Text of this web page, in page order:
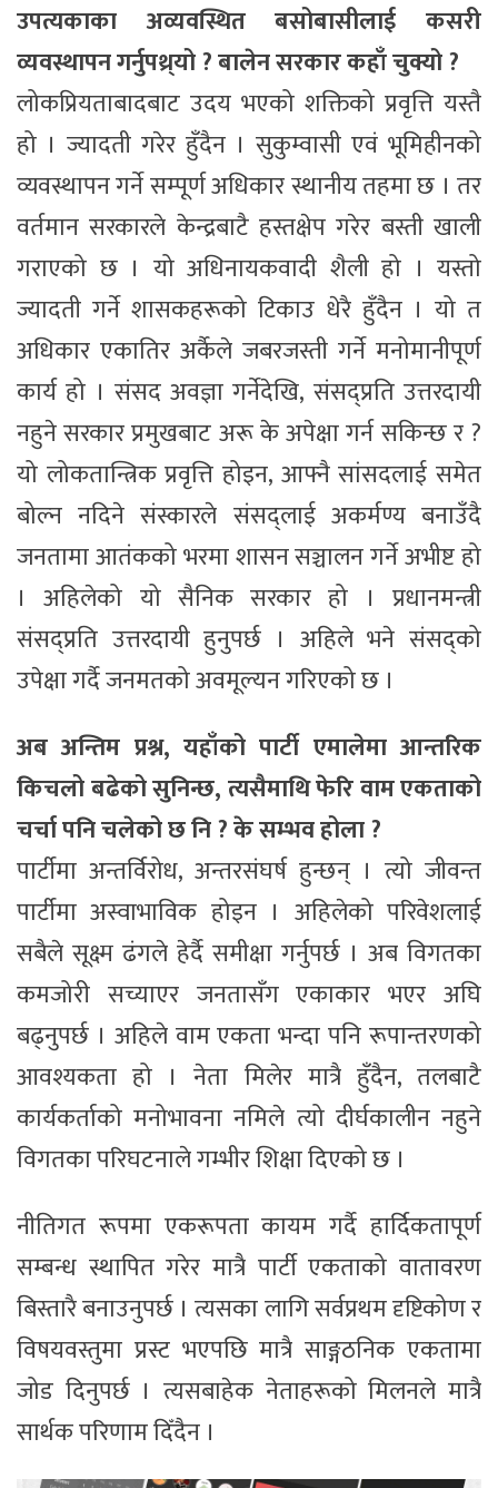
उपत्यकाका अव्यवस्थित बसोबासीलाई कसरी
व्यवस्थापन गर्नुपथ्र्यो ? बालेन सरकार कहाँ चुक्यो ?
लोकप्रियताबादबाट उदय भएको शक्तिको प्रवृत्ति यस्तै
हो । ज्यादती गरेर हुँदैन । सुकुम्वासी एवं भूमिहीनको
व्यवस्थापन गर्ने सम्पूर्ण अधिकार स्थानीय तहमा छ । तर
वर्तमान सरकारले केन्द्रबाटै हस्तक्षेप गरेर बस्ती खाली
गराएको छ । यो अधिनायकवादी शैली हो । यस्तो
ज्यादती गर्ने शासकहरूको टिकाउ धेरै हुँदैन । यो त
अधिकार एकातिर अर्कैले जबरजस्ती गर्ने मनोमानीपूर्ण
कार्य हो । संसद अवज्ञा गर्नेदेखि, संसद्प्रति उत्तरदायी
नहुने सरकार प्रमुखबाट अरू के अपेक्षा गर्न सकिन्छ र ?
यो लोकतान्त्रिक प्रवृत्ति होइन, आफ्नै सांसदलाई समेत
बोल्न नदिने संस्कारले संसद्लाई अकर्मण्य बनाउँदै
जनतामा आतंकको भरमा शासन सञ्चालन गर्ने अभीष्ट हो
। अहिलेको यो सैनिक सरकार हो । प्रधानमन्त्री
संसद्प्रति उत्तरदायी हुनुपर्छ । अहिले भने संसद्को
उपेक्षा गर्दै जनमतको अवमूल्यन गरिएको छ ।
अब अन्तिम प्रश्न, यहाँको पार्टी एमालेमा आन्तरिक
किचलो बढेको सुनिन्छ, त्यसैमाथि फेरि वाम एकताको
चर्चा पनि चलेको छ नि ? के सम्भव होला ?
पार्टीमा अन्तर्विरोध, अन्तरसंघर्ष हुन्छन् । त्यो जीवन्त
पार्टीमा अस्वाभाविक होइन । अहिलेको परिवेशलाई
सबैले सूक्ष्म ढंगले हेर्दै समीक्षा गर्नुपर्छ । अब विगतका
कमजोरी सच्याएर जनतासँग एकाकार भएर अघि
बढ्नुपर्छ । अहिले वाम एकता भन्दा पनि रूपान्तरणको
आवश्यकता हो । नेता मिलेर मात्रै हुँदैन, तलबाटै
कार्यकर्ताको मनोभावना नमिले त्यो दीर्घकालीन नहुने
विगतका परिघटनाले गम्भीर शिक्षा दिएको छ ।
नीतिगत रूपमा एकरूपता कायम गर्दै हार्दिकतापूर्ण
सम्बन्ध स्थापित गरेर मात्रै पार्टी एकताको वातावरण
बिस्तारै बनाउनुपर्छ । त्यसका लागि सर्वप्रथम दृष्टिकोण र
विषयवस्तुमा प्रस्ट भएपछि मात्रै साङ्गठनिक एकतामा
जोड दिनुपर्छ । त्यसबाहेक नेताहरूको मिलनले मात्रै
सार्थक परिणाम दिँदैन ।